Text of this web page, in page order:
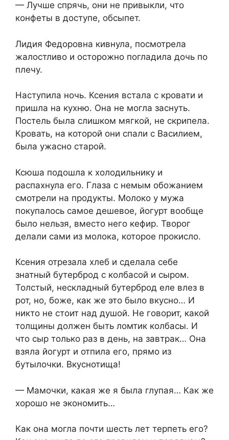
— Лучше спрячь, они не привыкли, что
конфеты в доступе, обсыпет.
Лидия Федоровна кивнула, посмотрела
жалостливо и осторожно погладила дочь по
плечу.
Наступила ночь. Ксения встала с кровати и
пришла на кухню. Она не могла заснуть.
Постель была слишком мягкой, не скрипела.
Кровать, на которой они спали с Василием,
была ужасно старой.
Ксюша подошла к холодильнику и
распахнула его. Глаза с немым обожанием
смотрели на продукты. Молоко у мужа
покупалось самое дешевое, йогурт вообще
было нельзя, вместо него кефир. Творог
делали сами из молока, которое прокисло.
Ксения отрезала хлеб и сделала себе
знатный бутерброд с колбасой и сыром.
Толстый, нескладный бутерброд еле влез в
рот, но, боже, как же это было вкусно… И
никто не стоит над душой. Не говорит, какой
толщины должен быть ломтик колбасы. И
что сыр только раз в день, на завтрак… Она
взяла йогурт и отпила его, прямо из
бутылочки. Вкуснотища!
— Мамочки, какая же я была глупая… Как же
хорошо не экономить…
Как она могла почти шесть лет терпеть его?